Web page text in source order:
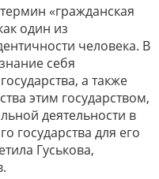
«гражданская
один из
человека. В
себя
а также
этим государством,
деятельности в
государства для его
Гуськова,